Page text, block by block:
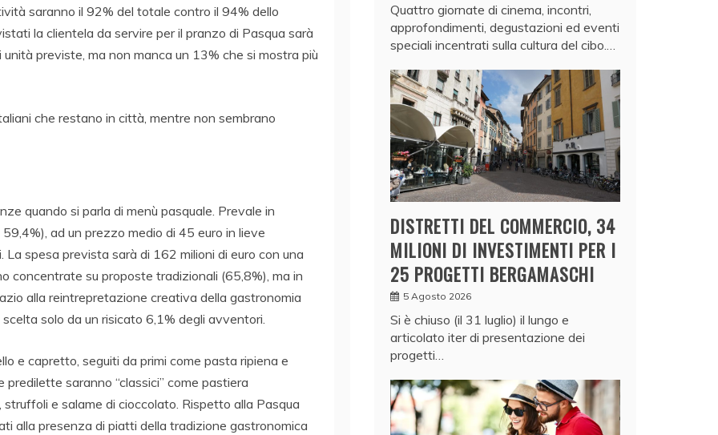
saranno il 92% del totale contro il 94% dello
la clientela da servire per il pranzo di Pasqua sarà
previste, ma non manca un 13% che si mostra più
che restano in città, mentre non sembrano
quando si parla di menù pasquale. Prevale in
ad un prezzo medio di 45 euro in lieve
spesa prevista sarà di 162 milioni di euro con una
concentrate su proposte tradizionali (65,8%), ma in
alla reintrepretazione creativa della gastronomia
solo da un risicato 6,1% degli avventori.
e capretto, seguiti da primi come pasta ripiena e
saranno “classici” come pastiera
struffoli e salame di cioccolato. Rispetto alla Pasqua
alla presenza di piatti della tradizione gastronomica
Quattro giornate di cinema, incontri,
approfondimenti, degustazioni ed eventi
speciali incentrati sulla cultura del cibo.…
DISTRETTI DEL COMMERCIO, 34
MILIONI DI INVESTIMENTI PER I
25 PROGETTI BERGAMASCHI
5 Agosto 2026
Si è chiuso (il 31 luglio) il lungo e
articolato iter di presentazione dei
progetti…